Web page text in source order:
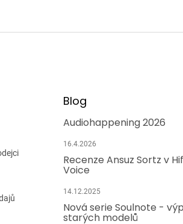
v
Blog
Audiohappening 2026
16.4.2026
Recenze Ansuz Sortz v
Voice
14.12.2025
Nová serie Soulnote -
starých modelů